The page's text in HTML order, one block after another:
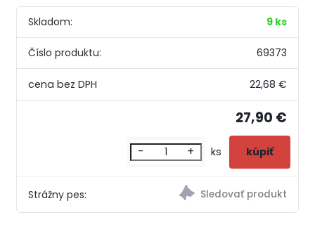
Skladom: 9 ks
Číslo produktu: 69373
22,68 €
27,90 €
Strážny pes:
- + ks